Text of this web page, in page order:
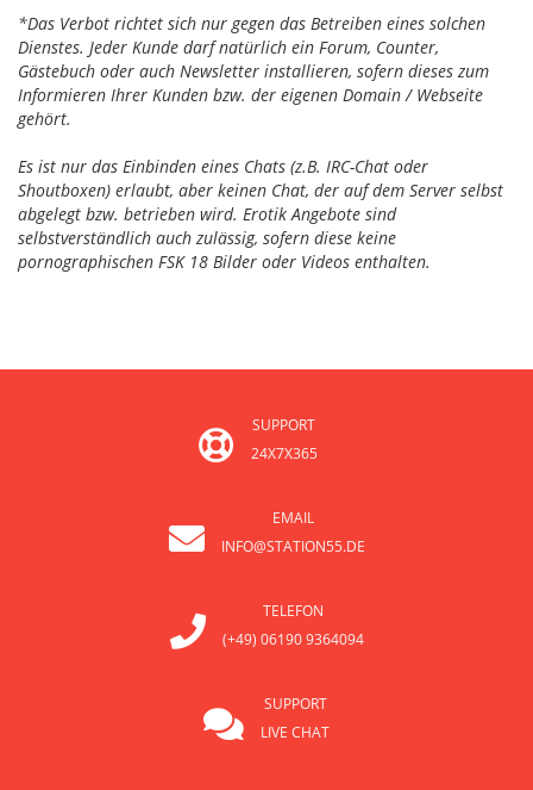
*Das Verbot richtet sich nur gegen das Betreiben eines solchen
Dienstes. Jeder Kunde darf natürlich ein Forum, Counter,
Gästebuch oder auch Newsletter installieren, sofern dieses zum
Informieren Ihrer Kunden bzw. der eigenen Domain / Webseite
gehört.
Es ist nur das Einbinden eines Chats (z.B. IRC-Chat oder
Shoutboxen) erlaubt, aber keinen Chat, der auf dem Server selbst
abgelegt bzw. betrieben wird. Erotik Angebote sind
selbstverständlich auch zulässig, sofern diese keine
pornographischen FSK 18 Bilder oder Videos enthalten.
SUPPORT
24X7X365
EMAIL
INFO@STATION55.DE
TELEFON
(+49) 06190 9364094
SUPPORT
LIVE CHAT